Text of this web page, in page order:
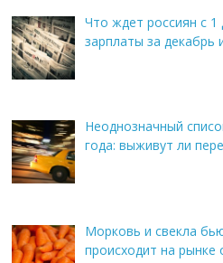
Что ждет россиян с 1
зарплаты за декабрь
Неоднозначный
года: выживут ли
Морковь и свекла
происходит на рынке